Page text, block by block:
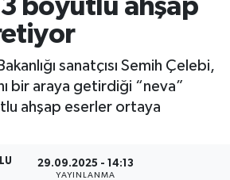
boyutlu ahşap
sanatçısı Semih Çelebi,
bir araya getirdiği “neva”
ahşap eserler ortaya
29.09.2025 - 14:13
YAYINLANMA